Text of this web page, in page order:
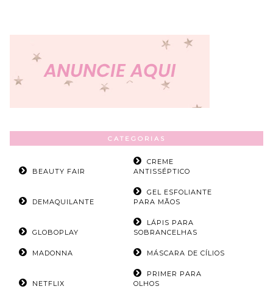
CATEGORIAS
BEAUTY FAIR
CREME
ANTISSÉPTICO
DEMAQUILANTE
GEL ESFOLIANTE
PARA MÃOS
GLOBOPLAY
LÁPIS PARA
SOBRANCELHAS
MADONNA MÁSCARA DE CÍLIOS
NETFLIX
PRIMER PARA
OLHOS